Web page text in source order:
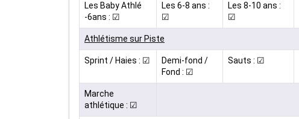
Les Baby Athlé
-6ans : ☑
Les 6-8 ans :
☑
Les 8-10 ans :
☑
Athlétisme sur Piste
Sprint / Haies : ☑
Demi-fond /
Fond : ☑
Sauts : ☑
Marche
athlétique : ☑